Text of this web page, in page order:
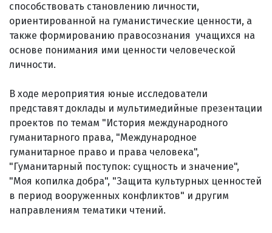
способствовать становлению личности,
ориентированной на гуманистические ценности, а
также формированию правосознания учащихся на
основе понимания ими ценности человеческой
личности.
В ходе мероприятия юные исследователи
представят доклады и мультимедийные презентации
проектов по темам "История международного
гуманитарного права, "Международное
гуманитарное право и права человека",
"Гуманитарный поступок: сущность и значение",
"Моя копилка добра", "Защита культурных ценностей
в период вооруженных конфликтов" и другим
направлениям тематики чтений.